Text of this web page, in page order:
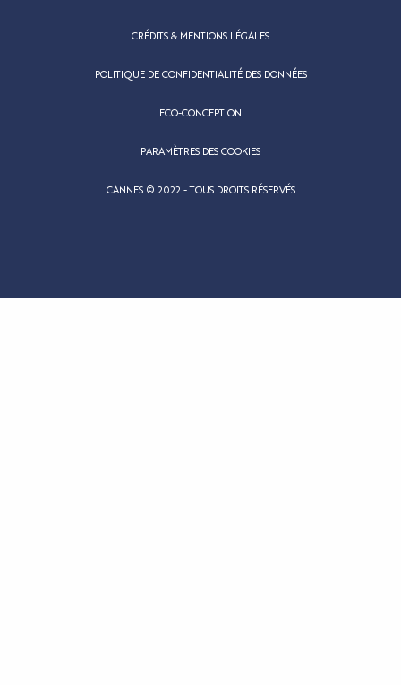
CRÉDITS & MENTIONS LÉGALES
POLITIQUE DE CONFIDENTIALITÉ DES DONNÉES
ECO-CONCEPTION
PARAMÈTRES DES COOKIES
CANNES © 2022 - TOUS DROITS RÉSERVÉS